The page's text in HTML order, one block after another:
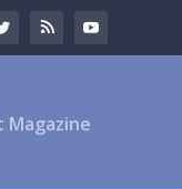
Magazine